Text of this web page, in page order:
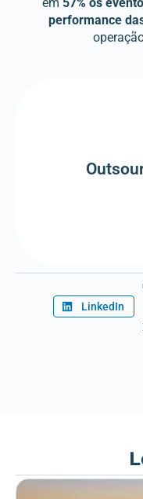
performance
LinkedIn